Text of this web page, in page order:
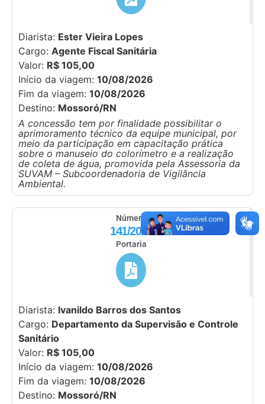
Diarista: Ester Vieira Lopes
Cargo: Agente Fiscal Sanitária
Valor: R$ 105,00
Início da viagem: 10/08/2026
Fim da viagem: 10/08/2026
Destino: Mossoró/RN
A concessão tem por finalidade possibilitar o
aprimoramento técnico da equipe municipal, por
meio da participação em capacitação prática
sobre o manuseio do colorímetro e a realização
de coleta de água, promovida pela Assessoria da
SUVAM – Subcoordenadoria de Vigilância
Ambiental.
Número
141/2026
Portaria
Diarista: Ivanildo Barros dos Santos
Cargo: Departamento da Supervisão e Controle
Sanitário
Valor: R$ 105,00
Início da viagem: 10/08/2026
Fim da viagem: 10/08/2026
Destino: Mossoró/RN